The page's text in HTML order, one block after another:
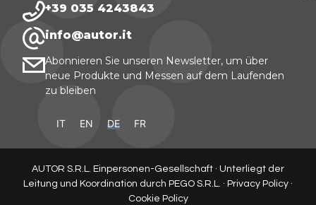
+39 035 4243843
info@autor.it
Abonnieren Sie unseren Newsletter, um über
neue Produkte und Messen auf dem Laufenden
zu bleiben
IT EN DE FR
AUTOR S.R.L. Einpersonen-Gesellschaft · Unterliegt der
Leitung und Koordination durch PEGO S.R.L. · Privacy Policy ·
Cookie Policy